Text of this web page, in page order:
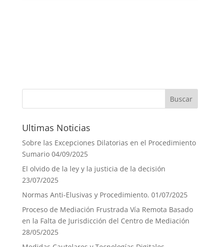
Ultimas Noticias
Sobre las Excepciones Dilatorias en el Procedimiento
Sumario 04/09/2025
El olvido de la ley y la justicia de la decisión
23/07/2025
Normas Anti-Elusivas y Procedimiento. 01/07/2025
Proceso de Mediación Frustrada Vía Remota Basado
en la Falta de Jurisdicción del Centro de Mediación
28/05/2025